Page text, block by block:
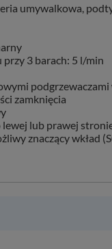
umywalkowa,
przy 3 barach: 5 l/min
zamknięcia
lub prawej
znaczący wkład